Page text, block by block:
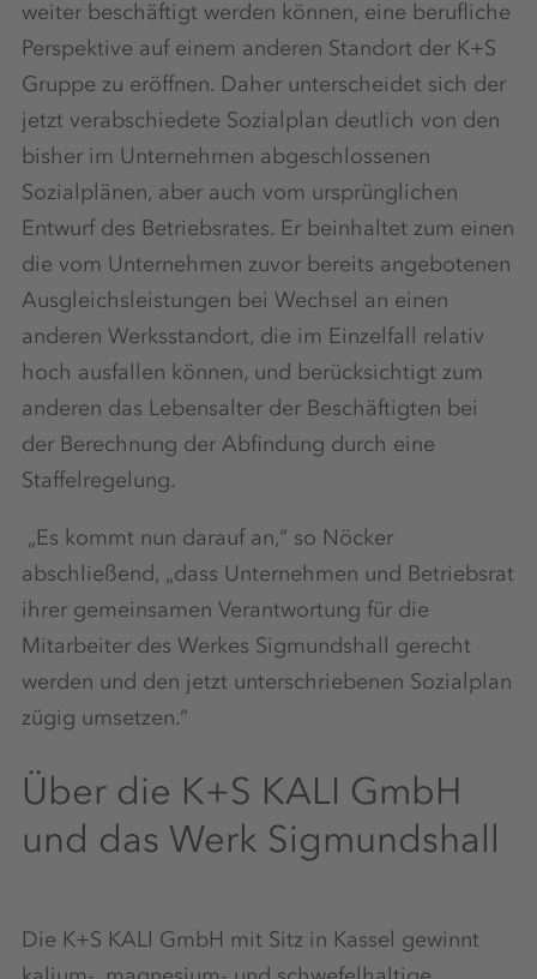
weiter beschäftigt werden können, eine berufliche
Perspektive auf einem anderen Standort der K+S
Gruppe zu eröffnen. Daher unterscheidet sich der
jetzt verabschiedete Sozialplan deutlich von den
bisher im Unternehmen abgeschlossenen
Sozialplänen, aber auch vom ursprünglichen
Entwurf des Betriebsrates. Er beinhaltet zum einen
die vom Unternehmen zuvor bereits angebotenen
Ausgleichsleistungen bei Wechsel an einen
anderen Werksstandort, die im Einzelfall relativ
hoch ausfallen können, und berücksichtigt zum
anderen das Lebensalter der Beschäftigten bei
der Berechnung der Abfindung durch eine
Staffelregelung.
„Es kommt nun darauf an,“ so Nöcker
abschließend, „dass Unternehmen und Betriebsrat
ihrer gemeinsamen Verantwortung für die
Mitarbeiter des Werkes Sigmundshall gerecht
werden und den jetzt unterschriebenen Sozialplan
zügig umsetzen.“
Über die K+S KALI GmbH
und das Werk Sigmundshall
Die K+S KALI GmbH mit Sitz in Kassel gewinnt